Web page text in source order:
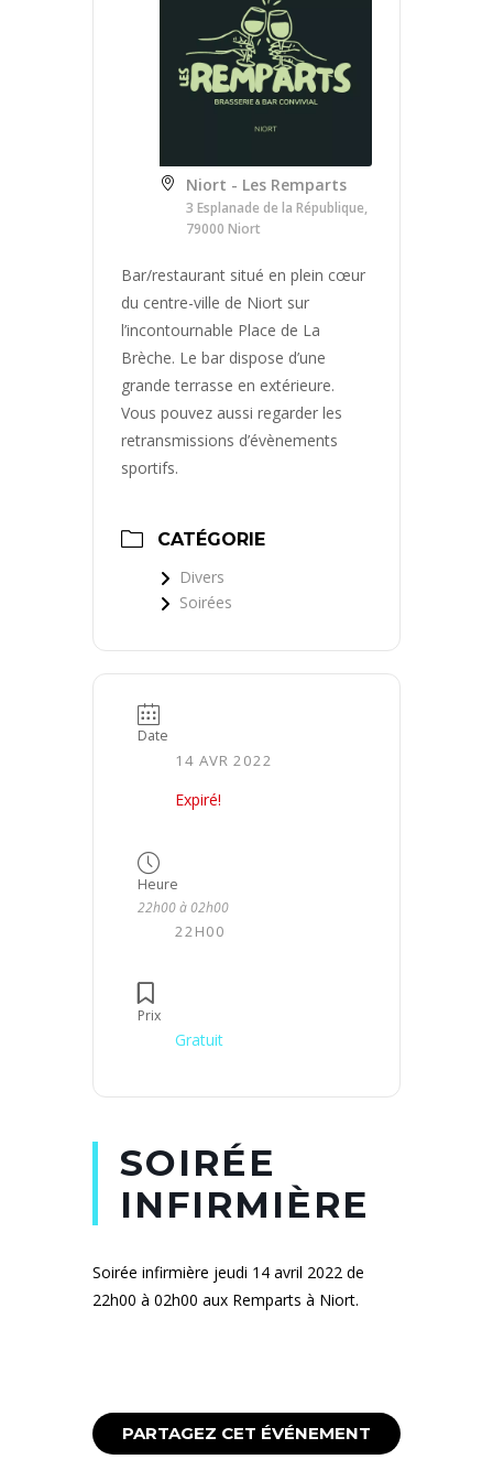
Niort - Les Remparts
3 Esplanade de la République,
79000 Niort
Bar/restaurant situé en plein cœur
du centre-ville de Niort sur
l’incontournable Place de La
Brèche. Le bar dispose d’une
grande terrasse en extérieure.
Vous pouvez aussi regarder les
retransmissions d’évènements
sportifs.
CATÉGORIE
Divers
Soirées
Date
14 AVR 2022
Expiré!
Heure
22h00 à 02h00
22H00
Prix
Gratuit
SOIRÉE
INFIRMIÈRE
Soirée infirmière jeudi 14 avril 2022 de
22h00 à 02h00 aux Remparts à Niort.
PARTAGEZ CET ÉVÉNEMENT